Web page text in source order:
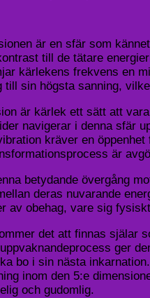
är en sfär som
till de tätare
kärlekens frekvens en
sin högsta sanning,
är kärlek ett sätt att
navigerar i denna sfär
kräver en
är
betydande övergång
deras nuvarande
av obehag, vare sig
det att finnas
ger
bo i sin nästa
inom den 5:e
och gudomlig.